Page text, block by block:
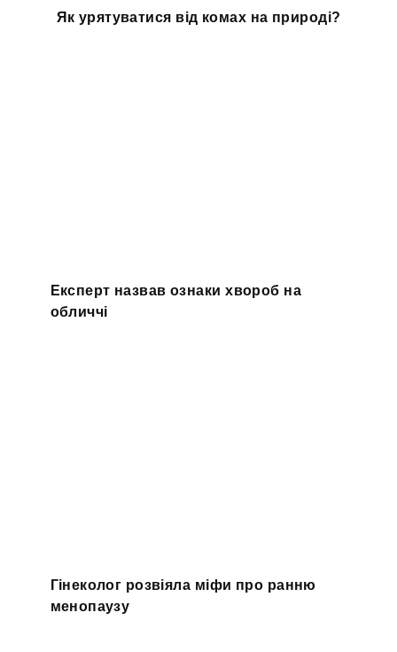
Як урятуватися від комах на природі?
Експерт назвав ознаки хвороб на
обличчі
Гінеколог розвіяла міфи про ранню
менопаузу